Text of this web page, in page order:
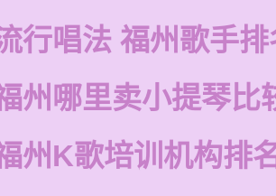
行唱法 福州歌手排
州哪里卖小提琴比
州K歌培训机构排